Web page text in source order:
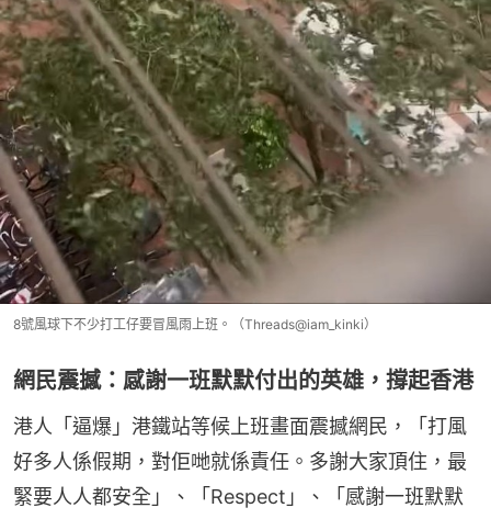
8號風球下不少打工仔要冒風雨上班。（Threads@iam_kinki）
網民震撼：感謝一班默默付出的英雄，撐起香港
港人「逼爆」港鐵站等候上班畫面震撼網民，「打風
好多人係假期，對佢哋就係責任。多謝大家頂住，最
緊要人人都安全」、「Respect」、「感謝一班默默